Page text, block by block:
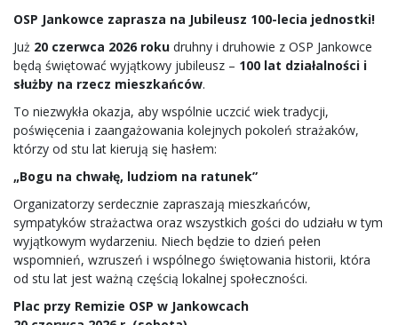
OSP Jankowce zaprasza na Jubileusz 100-lecia jednostki!
Już 20 czerwca 2026 roku druhny i druhowie z OSP Jankowce
będą świętować wyjątkowy jubileusz – 100 lat działalności i
służby na rzecz mieszkańców.
To niezwykła okazja, aby wspólnie uczcić wiek tradycji,
poświęcenia i zaangażowania kolejnych pokoleń strażaków,
którzy od stu lat kierują się hasłem:
„Bogu na chwałę, ludziom na ratunek”
Organizatorzy serdecznie zapraszają mieszkańców,
sympatyków strażactwa oraz wszystkich gości do udziału w tym
wyjątkowym wydarzeniu. Niech będzie to dzień pełen
wspomnień, wzruszeń i wspólnego świętowania historii, która
od stu lat jest ważną częścią lokalnej społeczności.
Plac przy Remizie OSP w Jankowcach